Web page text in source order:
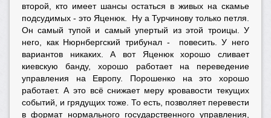
второй, кто имеет шансы остаться в живых на скамье
подсудимых - это Яценюк. Ну а Турчинову только петля.
Он самый тупой и самый упертый из этой троицы. У
него, как Нюрнбергский трибунал - повесить. У него
вариантов никаких. А вот Яценюк хорошо сливает
киевскую банду, хорошо работает на переведение
управления на Европу. Порошенко на это хорошо
работает. А это всё снижает меру кровавости текущих
событий, и грядущих тоже. То есть, позволяет перевести
в формат нормального государственного управления,